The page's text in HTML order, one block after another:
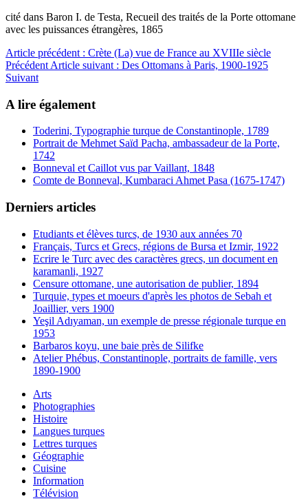
cité dans Baron I. de Testa, Recueil des traités de la Porte ottomane
avec les puissances étrangères, 1865
Article précédent : Crète (La) vue de France au XVIIIe siècle
Précédent Article suivant : Des Ottomans à Paris, 1900-1925
Suivant
A lire également
Toderini, Typographie turque de Constantinople, 1789
Portrait de Mehmet Saïd Pacha, ambassadeur de la Porte,
1742
Bonneval et Caillot vus par Vaillant, 1848
Comte de Bonneval, Kumbaraci Ahmet Pasa (1675-1747)
Derniers articles
Etudiants et élèves turcs, de 1930 aux années 70
Français, Turcs et Grecs, régions de Bursa et Izmir, 1922
Ecrire le Turc avec des caractères grecs, un document en
karamanli, 1927
Censure ottomane, une autorisation de publier, 1894
Turquie, types et moeurs d'après les photos de Sebah et
Joaillier, vers 1900
Yeşil Adıyaman, un exemple de presse régionale turque en
1953
Barbaros koyu, une baie près de Silifke
Atelier Phébus, Constantinople, portraits de famille, vers
1890-1900
Arts
Photographies
Histoire
Langues turques
Lettres turques
Géographie
Cuisine
Information
Télévision